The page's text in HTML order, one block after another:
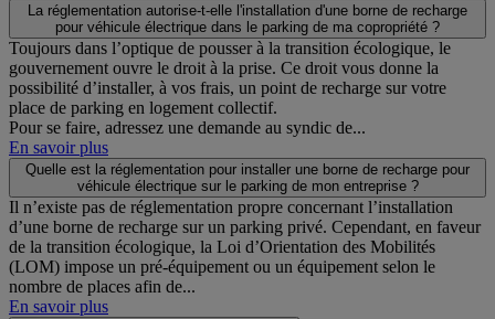
La réglementation autorise-t-elle l'installation d'une borne de recharge
pour véhicule électrique dans le parking de ma copropriété ?
Toujours dans l’optique de pousser à la transition écologique, le
gouvernement ouvre le droit à la prise. Ce droit vous donne la
possibilité d’installer, à vos frais, un point de recharge sur votre
place de parking en logement collectif.
Pour se faire, adressez une demande au syndic de...
En savoir plus
Quelle est la réglementation pour installer une borne de recharge pour
véhicule électrique sur le parking de mon entreprise ?
Il n’existe pas de réglementation propre concernant l’installation
d’une borne de recharge sur un parking privé. Cependant, en faveur
de la transition écologique, la Loi d’Orientation des Mobilités
(LOM) impose un pré-équipement ou un équipement selon le
nombre de places afin de...
En savoir plus